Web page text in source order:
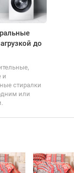
до
и
стиралки
или